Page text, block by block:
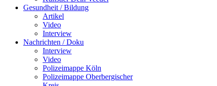
Gesundheit / Bildung
Artikel
Video
Interview
Nachrichten / Doku
Interview
Video
Polizeimappe Köln
Polizeimappe Oberbergischer